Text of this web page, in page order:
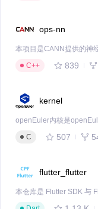
ops-nn
C++
839
kernel
C
507
flutter_flutter